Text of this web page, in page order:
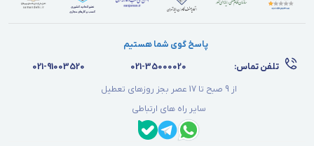
پاسخ گوی شما هستیم
تلفن تماس:
021-35000020
021-91003520
از 9 صبح تا 17 عصر بجز روزهای تعطیل
سایر راه های ارتباطی